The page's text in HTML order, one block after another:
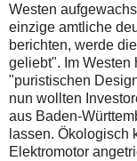
Westen
einzige amtliche
berichten, werde
geliebt". Im
"puristischen
nun wollten
aus Baden-
lassen. Ökologisch
Elektromotor